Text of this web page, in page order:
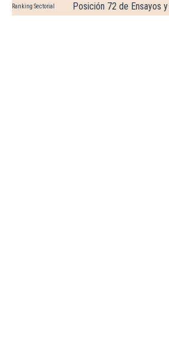
Ranking Sectorial Posición 72 de Ensayos